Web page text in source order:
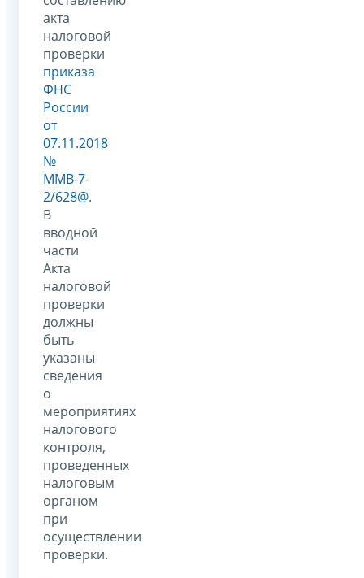
акта
налоговой
проверки
приказа
ФНС
России
от
07.11.2018
№
ММВ-7-
2/628@.
В
вводной
части
Акта
налоговой
проверки
должны
быть
указаны
сведения
о
мероприятиях
налогового
контроля,
проведенных
налоговым
органом
при
осуществлении
проверки.